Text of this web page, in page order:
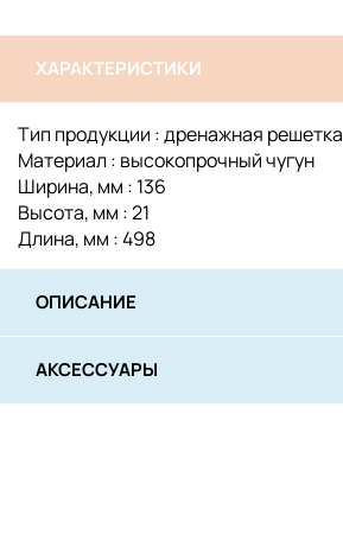
ХАРАКТЕРИСТИКИ
Тип продукции : дренажная решетка
Материал : высокопрочный чугун
Ширина, мм : 136
Высота, мм : 21
Длина, мм : 498
ОПИСАНИЕ
АКСЕССУАРЫ